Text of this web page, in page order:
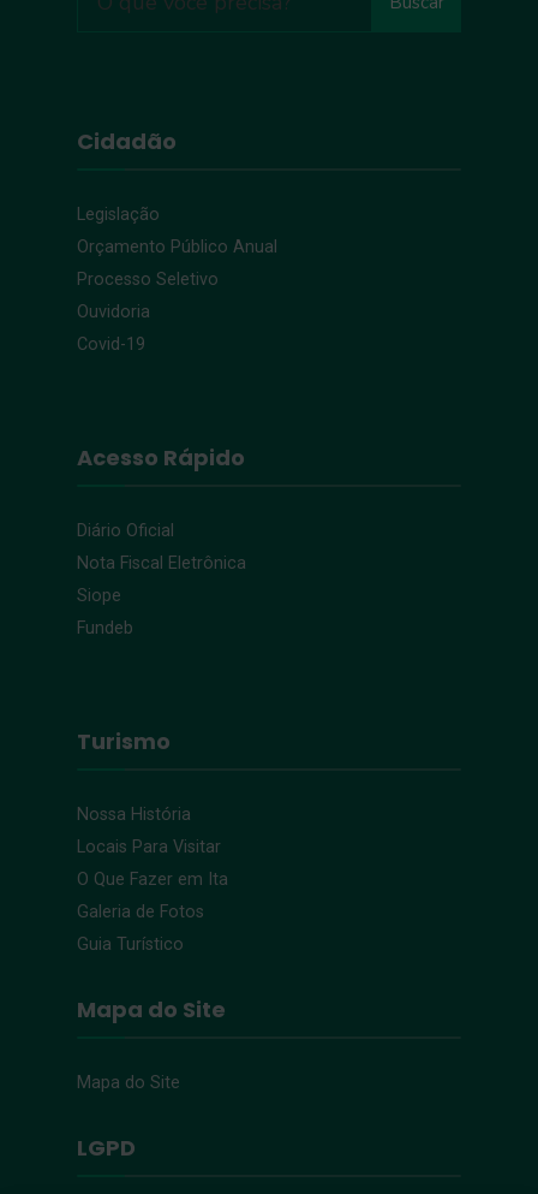
Cidadão
Legislação
Orçamento Público Anual
Processo Seletivo
Ouvidoria
Covid-19
Acesso Rápido
Diário Oficial
Nota Fiscal Eletrônica
Siope
Fundeb
Turismo
Nossa História
Locais Para Visitar
O Que Fazer em Ita
Galeria de Fotos
Guia Turístico
Mapa do Site
Mapa do Site
LGPD